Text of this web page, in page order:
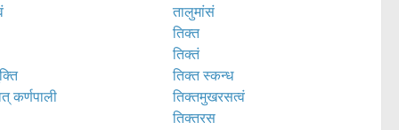
कर्णपाली
तालुमांसं
तिक्त
तिक्तं
तिक्त स्कन्ध
तिक्तमुखरसत्वं
तिक्तरस